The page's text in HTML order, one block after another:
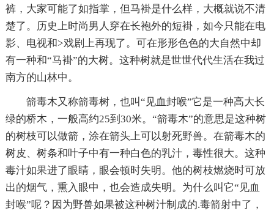
裤，大家可能了如指掌，但马褂是什么样，大概就说不清
楚了。历史上时尚男人穿在长袍外的短褂，如今只能在电
影、电视和>戏剧上再现了。可在形形色色的大自然中却
有一种和“马褂”的大树。这种树就是世世代代生活在我过
南方的山林中。
箭毒木又称箭毒树，也叫“见血封喉”它是一种高大长
绿的桥木，一般高约25到30米。“箭毒木”的意思是这种树
的树枝可以做箭，涂在箭头上可以射死野兽。在箭毒木的
树皮、树条和叶子中有一种白色的乳汁，毒性很大。这种
毒汁如果进了眼睛，眼会顿时失明。他的树枝燃烧时可放
出的烟气，熏入眼中，也会造成失明。为什么叫它“见血
封喉”呢？因为野兽如果被这种树汁制成的.毒箭射中了，